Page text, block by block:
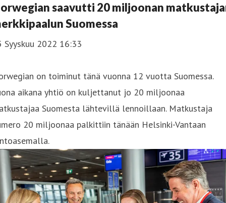
saavutti 20 miljoonan
Suomessa
Syyskuu 2022 16:33
on toiminut tänä vuonna 12 vuotta Suomessa.
aikana yhtiö on kuljettanut jo 20 miljoonaa
Suomesta lähtevillä lennoillaan. Matkustaja
20 miljoonaa palkittiin tänään Helsinki-Vantaan